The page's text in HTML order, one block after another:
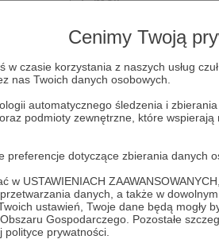
Cenimy Twoją
w czasie korzystania z naszych usług
nas Twoich danych osobowych.
automatycznego śledzenia i
podmioty zewnętrzne, które
dotyczące zbierania danych
w USTAWIENIACH
danych, a także w
ustawień, Twoje dane będą
Gospodarczego. Pozostałe
prywatności.
i
będą
z
prawo
Politykę Prywatności
* Wyrażam zgodę na
osobowych podanych w
prawidłowego